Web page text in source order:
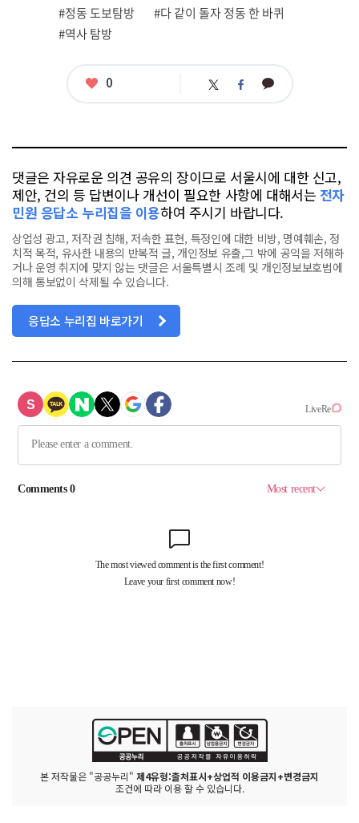
태
그
#정동 도보탐방
#다 같이 돌자 정동 한 바퀴
#역사 탐방
좋
0 트 페 카
댓글은 자유로운 의견 공유의 장이므로 서울시에 대한 신고,
제안, 건의 등 답변이나 개선이 필요한 사항에 대해서는 전자
민원 응답소 누리집을 이용하여 주시기 바랍니다.
상업성 광고, 저작권 침해, 저속한 표현, 특정인에 대한 비방, 명예훼손, 정
치적 목적, 유사한 내용의 반복적 글, 개인정보 유출,그 밖에 공익을 저해하
거나 운영 취지에 맞지 않는 댓글은 서울특별시 조례 및 개인정보보호법에
의해 통보없이 삭제될 수 있습니다.
응답소 누리집 바로가기
본 저작물은 "공공누리" 제4유형:출처표시+상업적 이용금지+변경금지
조건에 따라 이용 할 수 있습니다.